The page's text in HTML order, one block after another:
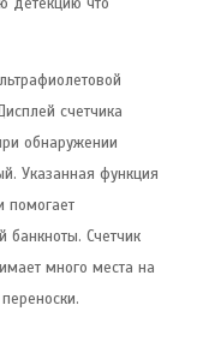
счетчика
обнаружении
Указанная функция
помогает
банкноты. Счетчик
много места на